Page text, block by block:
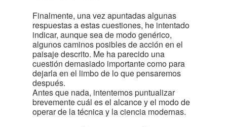
Finalmente, una vez apuntadas algunas
respuestas a estas cuestiones, he intentado
indicar, aunque sea de modo genérico,
algunos caminos posibles de acción en el
paisaje descrito. Me ha parecido una
cuestión demasiado importante como para
dejarla en el limbo de lo que pensaremos
después.
Antes que nada, intentemos puntualizar
brevemente cuál es el alcance y el modo de
operar de la técnica y la ciencia modernas.